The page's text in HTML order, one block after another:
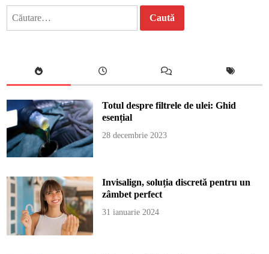
Totul despre filtrele de ulei: Ghid
esențial
28 decembrie 2023
Invisalign, soluția discretă pentru un
zâmbet perfect
31 ianuarie 2024